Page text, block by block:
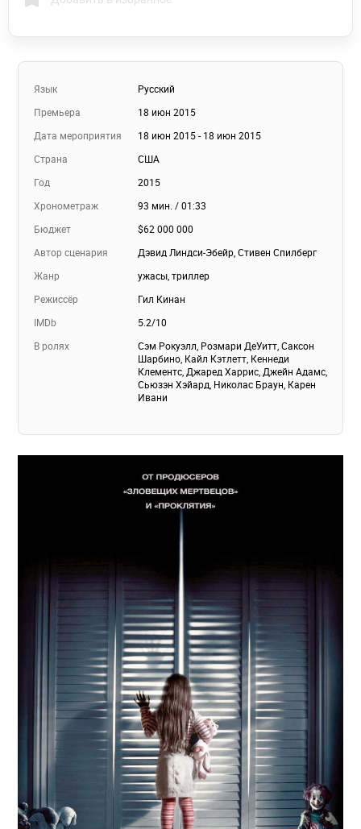
Язык
Русский
Премьера
18 июн 2015
Дата мероприятия
18 июн 2015 - 18 июн 2015
Страна
США
Год
2015
Хронометраж
93 мин. / 01:33
Бюджет
$62 000 000
Автор сценария
Дэвид Линдси-Эбейр, Стивен Спилберг
Жанр
ужасы, триллер
Режиссёр
Гил Кинан
IMDb
5.2/10
В ролях
Сэм Рокуэлл, Розмари ДеУитт, Саксон
Шарбино, Кайл Кэтлетт, Кеннеди
Клементс, Джаред Харрис, Джейн Адамс,
Сьюзэн Хэйард, Николас Браун, Карен
Ивани